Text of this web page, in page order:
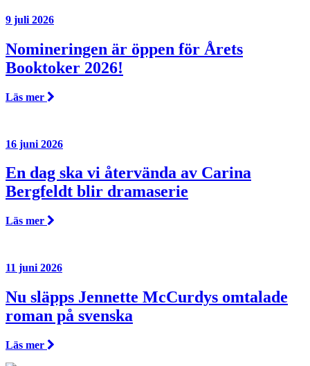
9 juli 2026
Nomineringen är öppen för Årets
Booktoker 2026!
Läs mer
16 juni 2026
En dag ska vi återvända av Carina
Bergfeldt blir dramaserie
Läs mer
11 juni 2026
Nu släpps Jennette McCurdys omtalade
roman på svenska
Läs mer